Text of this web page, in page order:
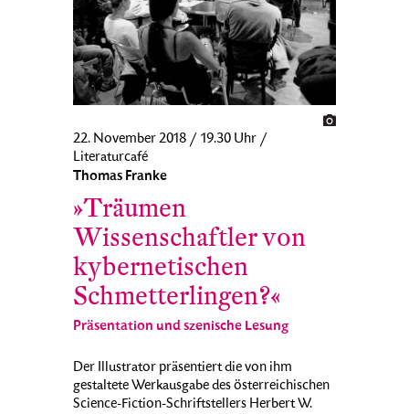
22. November 2018 / 19.30 Uhr /
Literaturcafé
Thomas Franke
»Träumen
Wissenschaftler von
kybernetischen
Schmetterlingen?«
Präsentation und szenische Lesung
Der Illustrator präsentiert die von ihm
gestaltete Werkausgabe des österreichischen
Science-Fiction-Schriftstellers Herbert W.